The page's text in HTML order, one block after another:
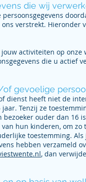
die wij
persoonsgegevens
ons verstrekt. Hieronder
activiteiten op onze
die u actief
gevoelige
dienst heeft niet de
Tenzij ze
bezoeker ouder dan 16
hun kinderen, om zo
toestemming.
hebben verzameld
, dan